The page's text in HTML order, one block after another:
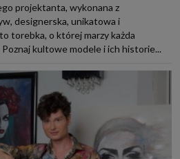
projektanta, wykonana z
designerska, unikatowa i
torebka, o której marzy każda
kultowe modele i ich historie...